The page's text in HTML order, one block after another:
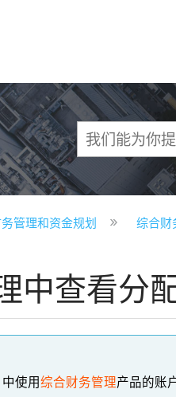
管理和资金规划 综合财
中查看分
使用综合财务管理产品的账